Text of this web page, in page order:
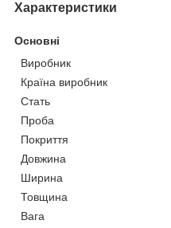
Характеристики
Основні
Виробник
Країна виробник
Стать
Проба
Покриття
Довжина
Ширина
Товщина
Вага